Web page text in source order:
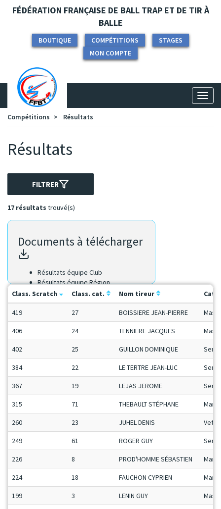
Panneau de gestion des cookies
FÉDÉRATION FRANÇAISE DE BALL TRAP ET DE TIR À
BALLE
BOUTIQUE COMPÉTITIONS
STAGES
MON COMPTE
Compétitions
Résultats
Résultats
FILTRER
17 résultats trouvé(s)
Documents à télécharger
Résultats équipe Club
Résultats équipe Région
Résultats Scratch
Class. Scratch Class. cat. Nom tireur Cat.
419 27 BOISSIERE JEAN-PIERRE Mas
406 24 TENNIERE JACQUES Mas
402 25 GUILLON DOMINIQUE SenB
384 22 LE TERTRE JEAN-LUC SenB
367 19 LEJAS JEROME SenB
315 71 THEBAULT STÉPHANE Man1
260 23 JUHEL DENIS Vet
249 61 ROGER GUY SenA
226 8 PROD'HOMME SÉBASTIEN Man3
224 18 FAUCHON CYPRIEN Man2
199 3 LENIN GUY Mas